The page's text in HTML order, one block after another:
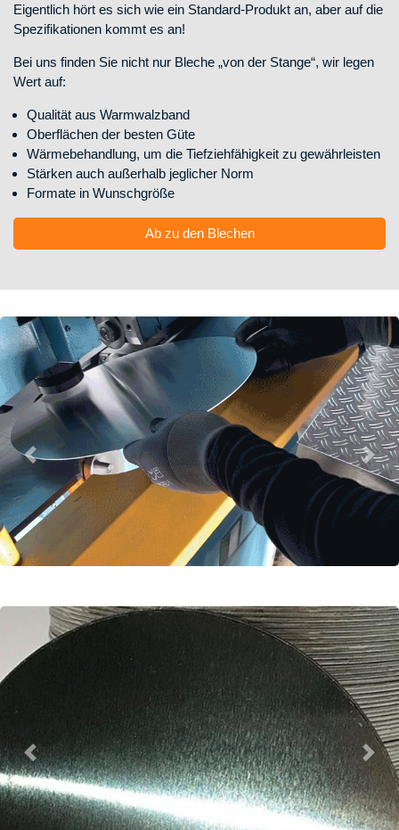
Eigentlich hört es sich wie ein Standard-Produkt an, aber auf die
Spezifikationen kommt es an!
Bei uns finden Sie nicht nur Bleche „von der Stange“, wir legen
Wert auf:
Qualität aus Warmwalzband
Oberflächen der besten Güte
Wärmebehandlung, um die Tiefziehfähigkeit zu gewährleisten
Stärken auch außerhalb jeglicher Norm
Formate in Wunschgröße
Ab zu den Blechen
Previous Next
Previous Next